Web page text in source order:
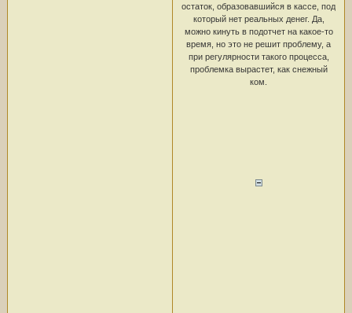
остаток, образовавшийся в кассе, под
который нет реальных денег. Да,
можно кинуть в подотчет на какое-то
время, но это не решит проблему, а
при регулярности такого процесса,
проблемка вырастет, как снежный
ком.